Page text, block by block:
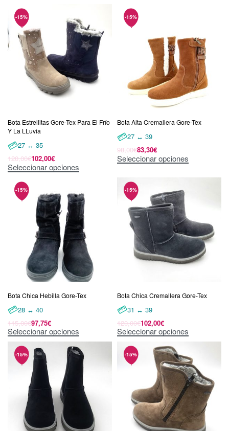
Bota Estrellitas Gore-Tex Para El Frío
Y La LLuvia
27 ↔ 35
120,00€102,00€
Seleccionar opciones
Bota Alta Cremallera Gore-Tex
27 ↔ 39
98,00€83,30€
Seleccionar opciones
Bota Chica Hebilla Gore-Tex
28 ↔ 40
115,00€97,75€
Seleccionar opciones
Bota Chica Cremallera Gore-Tex
31 ↔ 39
120,00€102,00€
Seleccionar opciones